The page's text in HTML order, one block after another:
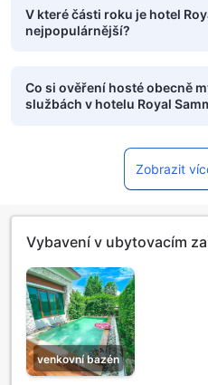
V které části roku je hotel
nejpopulárnější?
Co si ověření hosté obecně
službách v hotelu Royal
Zobrazit
Vybavení v ubytovacím
venkovní bazén